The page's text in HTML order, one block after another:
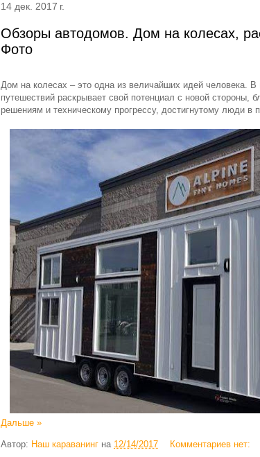
14 дек. 2017 г.
Обзоры автодомов. Дом на колесах,
Фото
Дом на колесах – это одна из величайших идей человека.
путешествий раскрывает свой потенциал с новой стороны,
решениям и техническому прогрессу, достигнутому люди в
Дальше »
Автор: Наш караванинг на 12/14/2017
Комментариев нет: